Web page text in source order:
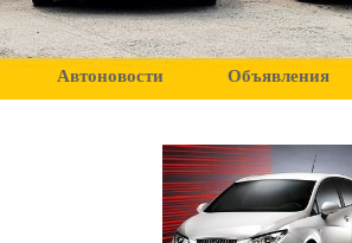
Автоновости Объявления